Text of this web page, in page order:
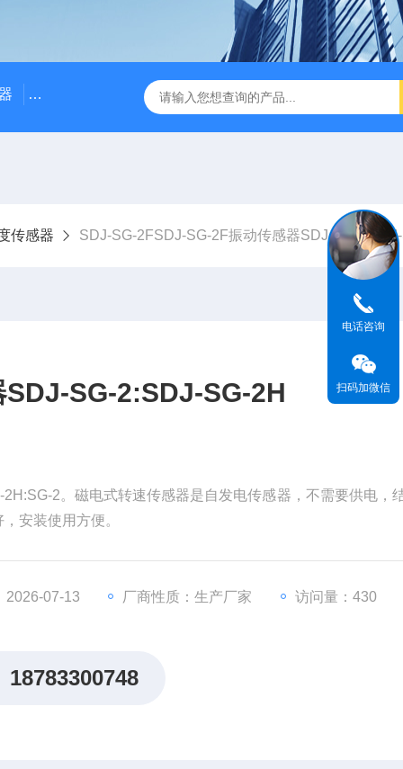
NE3100电涡流位移传感器 三轴振动传感器 加速度
传感器 SDJ-SG-2FSDJ-SG-2F振动传感器SDJ-SG-
SG-2:SDJ-SG-2H
2。磁电式转速传感器是自发电传感器，不需要供电，
安装使用方便。
2026-07-13 厂商性质：生产厂家 访问量：430
18783300748
电话咨询
扫码加微信